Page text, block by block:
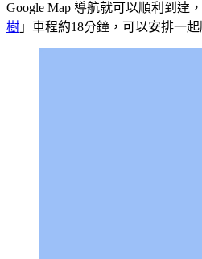
Google Map 導航就可以順利到達
樹 」車程約18分鐘，可以安排一起